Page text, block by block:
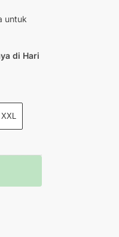
untuk
di Hari
XXL